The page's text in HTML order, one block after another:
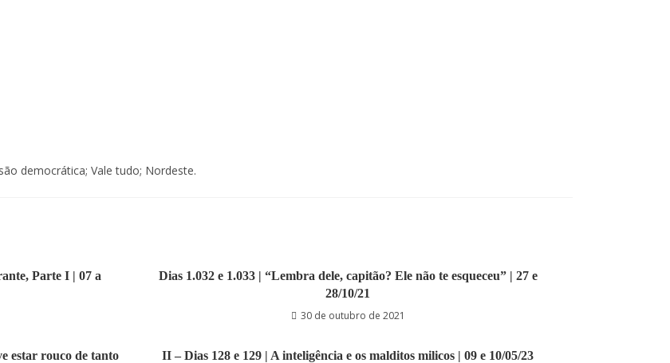
democrática; Vale tudo; Nordeste.
Parte I | 07 a
Dias 1.032 e 1.033 | “Lembra dele, capitão? Ele não te esqueceu” | 27 e
28/10/21
30 de outubro de 2021
estar rouco de tanto
II – Dias 128 e 129 | A inteligência e os malditos milicos | 09 e 10/05/23